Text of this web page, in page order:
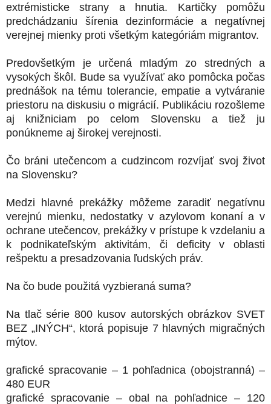
extrémisticke strany a hnutia. Kartičky pomôžu
predchádzaniu šírenia dezinformácie a negatívnej
verejnej mienky proti všetkým kategóriám migrantov.
Predovšetkým je určená mladým zo stredných a
vysokých škôl. Bude sa využívať ako pomôcka počas
prednášok na tému tolerancie, empatie a vytváranie
priestoru na diskusiu o migrácií. Publikáciu rozošleme
aj knižniciam po celom Slovensku a tiež ju
ponúkneme aj širokej verejnosti.
Čo bráni utečencom a cudzincom rozvíjať svoj život
na Slovensku?
Medzi hlavné prekážky môžeme zaradiť negatívnu
verejnú mienku, nedostatky v azylovom konaní a v
ochrane utečencov, prekážky v prístupe k vzdelaniu a
k podnikateľským aktivitám, či deficity v oblasti
rešpektu a presadzovania ľudských práv.
Na čo bude použitá vyzbieraná suma?
Na tlač série 800 kusov autorských obrázkov SVET
BEZ „INÝCH“, ktorá popisuje 7 hlavných migračných
mýtov.
grafické spracovanie – 1 pohľadnica (obojstranná) –
480 EUR
grafické spracovanie – obal na pohľadnice – 120